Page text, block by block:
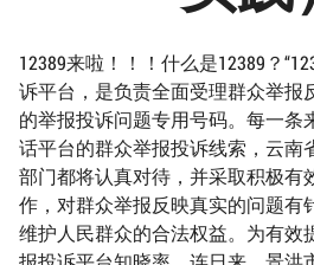
12389来啦！！！什么是12389？
诉平台，是负责全面受理群众举报
的举报投诉问题专用号码。每一条
话平台的群众举报投诉线索，云南
部门都将认真对待，并采取积极有
作，对群众举报反映真实的问题有
维护人民群众的合法权益。为有效